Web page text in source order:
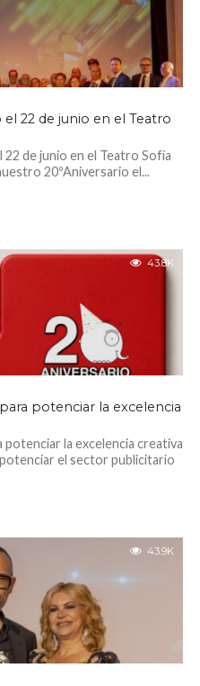
22 de junio en el Teatro
de junio en el Teatro Sofía
20ºAniversario el...
43.8K
potenciar la excelencia
la excelencia creativa
el sector publicitario
43.9K